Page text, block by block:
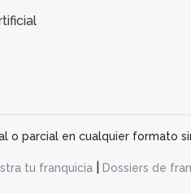
o parcial en cualquier formato
tu franquicia| Dossiers de